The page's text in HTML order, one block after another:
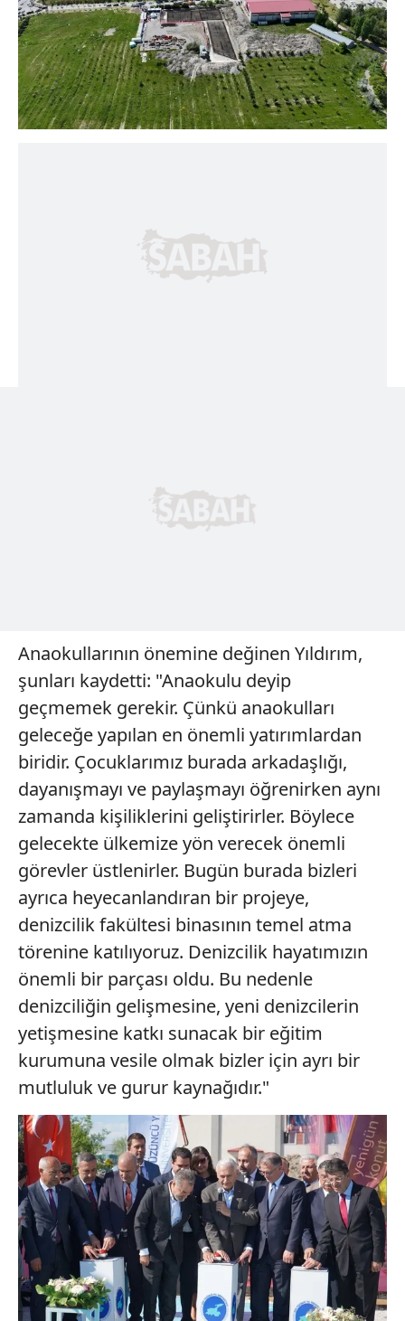
Anaokullarının önemine değinen Yıldırım,
şunları kaydetti: "Anaokulu deyip
geçmemek gerekir. Çünkü anaokulları
geleceğe yapılan en önemli yatırımlardan
biridir. Çocuklarımız burada arkadaşlığı,
dayanışmayı ve paylaşmayı öğrenirken aynı
zamanda kişiliklerini geliştirirler. Böylece
gelecekte ülkemize yön verecek önemli
görevler üstlenirler. Bugün burada bizleri
ayrıca heyecanlandıran bir projeye,
denizcilik fakültesi binasının temel atma
törenine katılıyoruz. Denizcilik hayatımızın
önemli bir parçası oldu. Bu nedenle
denizciliğin gelişmesine, yeni denizcilerin
yetişmesine katkı sunacak bir eğitim
kurumuna vesile olmak bizler için ayrı bir
mutluluk ve gurur kaynağıdır."